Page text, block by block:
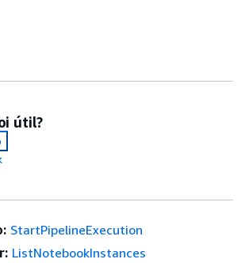
útil?
StartPipelineExecution
ListNotebookInstances